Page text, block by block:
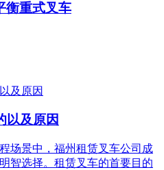
衡重式叉车
以及原因
场景中，福州租赁叉车公司成
智选择。租赁叉车的首要目的